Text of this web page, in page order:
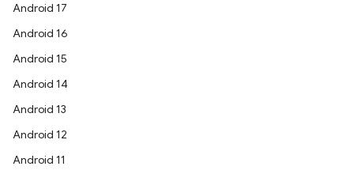
Android 17
Android 16
Android 15
Android 14
Android 13
Android 12
Android 11